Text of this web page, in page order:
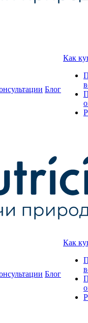
Блог
Как
Блог
Как